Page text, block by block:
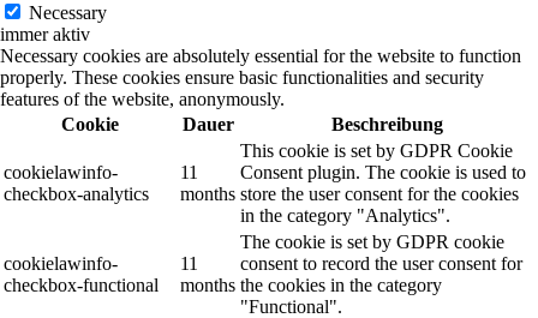
Necessary
immer aktiv
Necessary cookies are absolutely essential for the website to function
properly. These cookies ensure basic functionalities and security
features of the website, anonymously.
Cookie
Dauer Beschreibung
cookielawinfo-
checkbox-analytics
11
months
This cookie is set by GDPR Cookie
Consent plugin. The cookie is used to
store the user consent for the cookies
in the category "Analytics".
cookielawinfo-
checkbox-functional
11
months
The cookie is set by GDPR cookie
consent to record the user consent for
the cookies in the category
"Functional".